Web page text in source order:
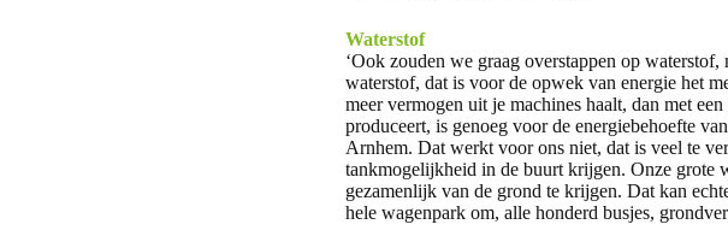
Waterstof
‘Ook zouden we graag overstappen op
waterstof, dat is voor de opwek van energie het
meer vermogen uit je machines haalt, dan met
produceert, is genoeg voor de energiebehoefte
Arnhem. Dat werkt voor ons niet, dat is veel te
tankmogelijkheid in de buurt krijgen. Onze grote
gezamenlijk van de grond te krijgen. Dat kan
hele wagenpark om, alle honderd busjes,